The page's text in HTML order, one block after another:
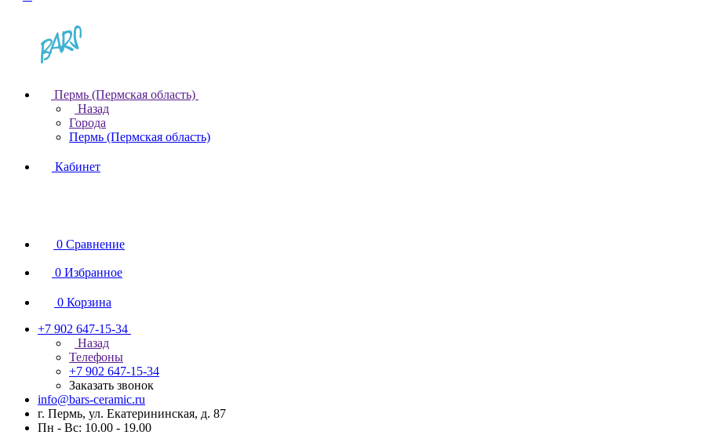
Пермь (Пермская область)
Назад
Города
Пермь (Пермская область)
Кабинет
0 Сравнение
0 Избранное
0 Корзина
+7 902 647-15-34
Назад
Телефоны
+7 902 647-15-34
Заказать звонок
info@bars-ceramic.ru
г. Пермь, ул. Екатерининская, д. 87
Пн - Вс: 10.00 - 19.00